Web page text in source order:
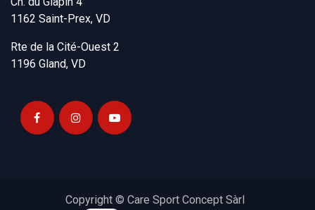
1162 Saint-Prex, VD
Rte de la Cité-Ouest 2
1196 Gland, VD
Copyright © Care Sport Concept Sàrl